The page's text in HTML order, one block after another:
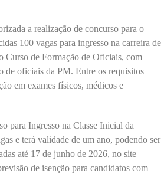
a realização de concurso para o
100 vagas para ingresso na carreira de
Curso de Formação de Oficiais, com
de oficiais da PM. Entre os requisitos
em exames físicos, médicos e
para Ingresso na Classe Inicial da
e terá validade de um ano, podendo ser
até 17 de junho de 2026, no site
de isenção para candidatos com